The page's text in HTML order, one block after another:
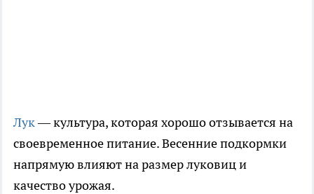
Лук— культура, которая хорошо отзывается на
своевременное питание. Весенние подкормки
напрямую влияют на размер луковиц и
качество урожая.